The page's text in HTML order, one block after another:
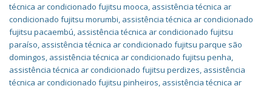
técnica ar condicionado fujitsu mooca, assistência técnica ar
condicionado fujitsu morumbi, assistência técnica ar condicionado
fujitsu pacaembú, assistência técnica ar condicionado fujitsu
paraíso, assistência técnica ar condicionado fujitsu parque são
domingos, assistência técnica ar condicionado fujitsu penha,
assistência técnica ar condicionado fujitsu perdizes, assistência
técnica ar condicionado fujitsu pinheiros, assistência técnica ar